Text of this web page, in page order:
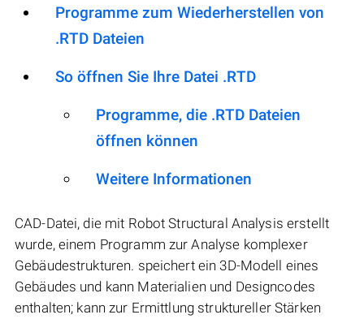
Programme zum Wiederherstellen von
.RTD Dateien
So öffnen Sie Ihre Datei .RTD
Programme, die .RTD Dateien
öffnen können
Weitere Informationen
CAD-Datei, die mit Robot Structural Analysis erstellt
wurde, einem Programm zur Analyse komplexer
Gebäudestrukturen. speichert ein 3D-Modell eines
Gebäudes und kann Materialien und Designcodes
enthalten; kann zur Ermittlung struktureller Stärken